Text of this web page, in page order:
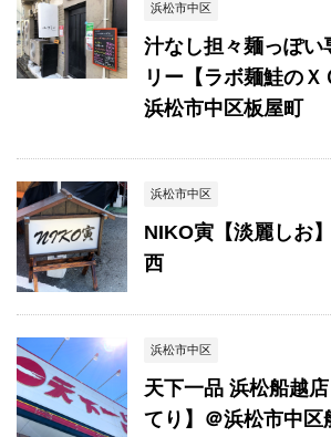
浜松市中区
汁なし担々麺っぽい
リー【ラボ麺鮭の
浜松市中区板屋町
浜松市中区
NIKO寅【淡麗しお
西
浜松市中区
天下一品 浜松船越
てり】＠浜松市中区